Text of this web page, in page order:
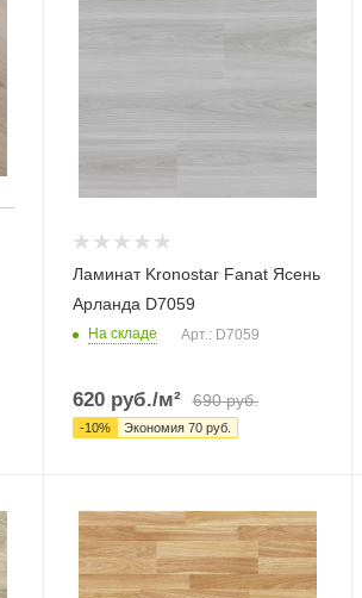
Ламинат Kronostar Fanat Ясень
Арланда D7059
На складе Арт.: D7059
620руб./м² 690руб.
-10% Экономия 70руб.